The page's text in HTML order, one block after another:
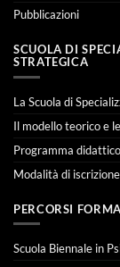
Pubblicazioni
SCUOLA DI
STRATEGICA
La Scuola di
Il modello teorico e
Programma didattico
Modalità di iscrizione
PERCORSI
Scuola Biennale in